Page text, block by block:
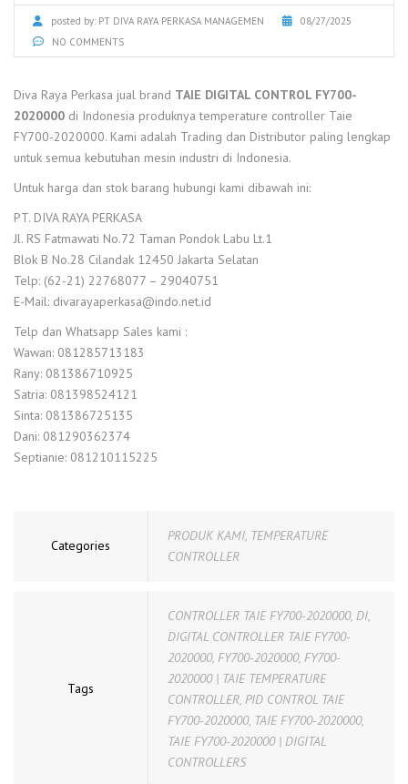
posted by: PT DIVA RAYA PERKASA MANAGEMEN
08/27/2025
NO COMMENTS
Diva Raya Perkasa jual brand TAIE DIGITAL CONTROL FY700-
2020000 di Indonesia produknya temperature controller Taie
FY700-2020000. Kami adalah Trading dan Distributor paling lengkap
untuk semua kebutuhan mesin industri di Indonesia.
Untuk harga dan stok barang hubungi kami dibawah ini:
PT. DIVA RAYA PERKASA
Jl. RS Fatmawati No.72 Taman Pondok Labu Lt.1
Blok B No.28 Cilandak 12450 Jakarta Selatan
Telp: (62-21) 22768077 – 29040751
E-Mail: divarayaperkasa@indo.net.id
Telp dan Whatsapp Sales kami :
Wawan: 081285713183
Rany: 081386710925
Satria: 081398524121
Sinta: 081386725135
Dani: 081290362374
Septianie: 081210115225
Categories
PRODUK KAMI TEMPERATURE
CONTROLLER
Tags
CONTROLLER TAIE FY700-2020000, DI
DIGITAL CONTROLLER TAIE FY700-
2020000, FY700-2020000, FY700-
2020000 | TAIE TEMPERATURE
CONTROLLER PID CONTROL TAIE
FY700-2020000, TAIE FY700-2020000,
TAIE FY700-2020000 | DIGITAL
CONTROLLERS